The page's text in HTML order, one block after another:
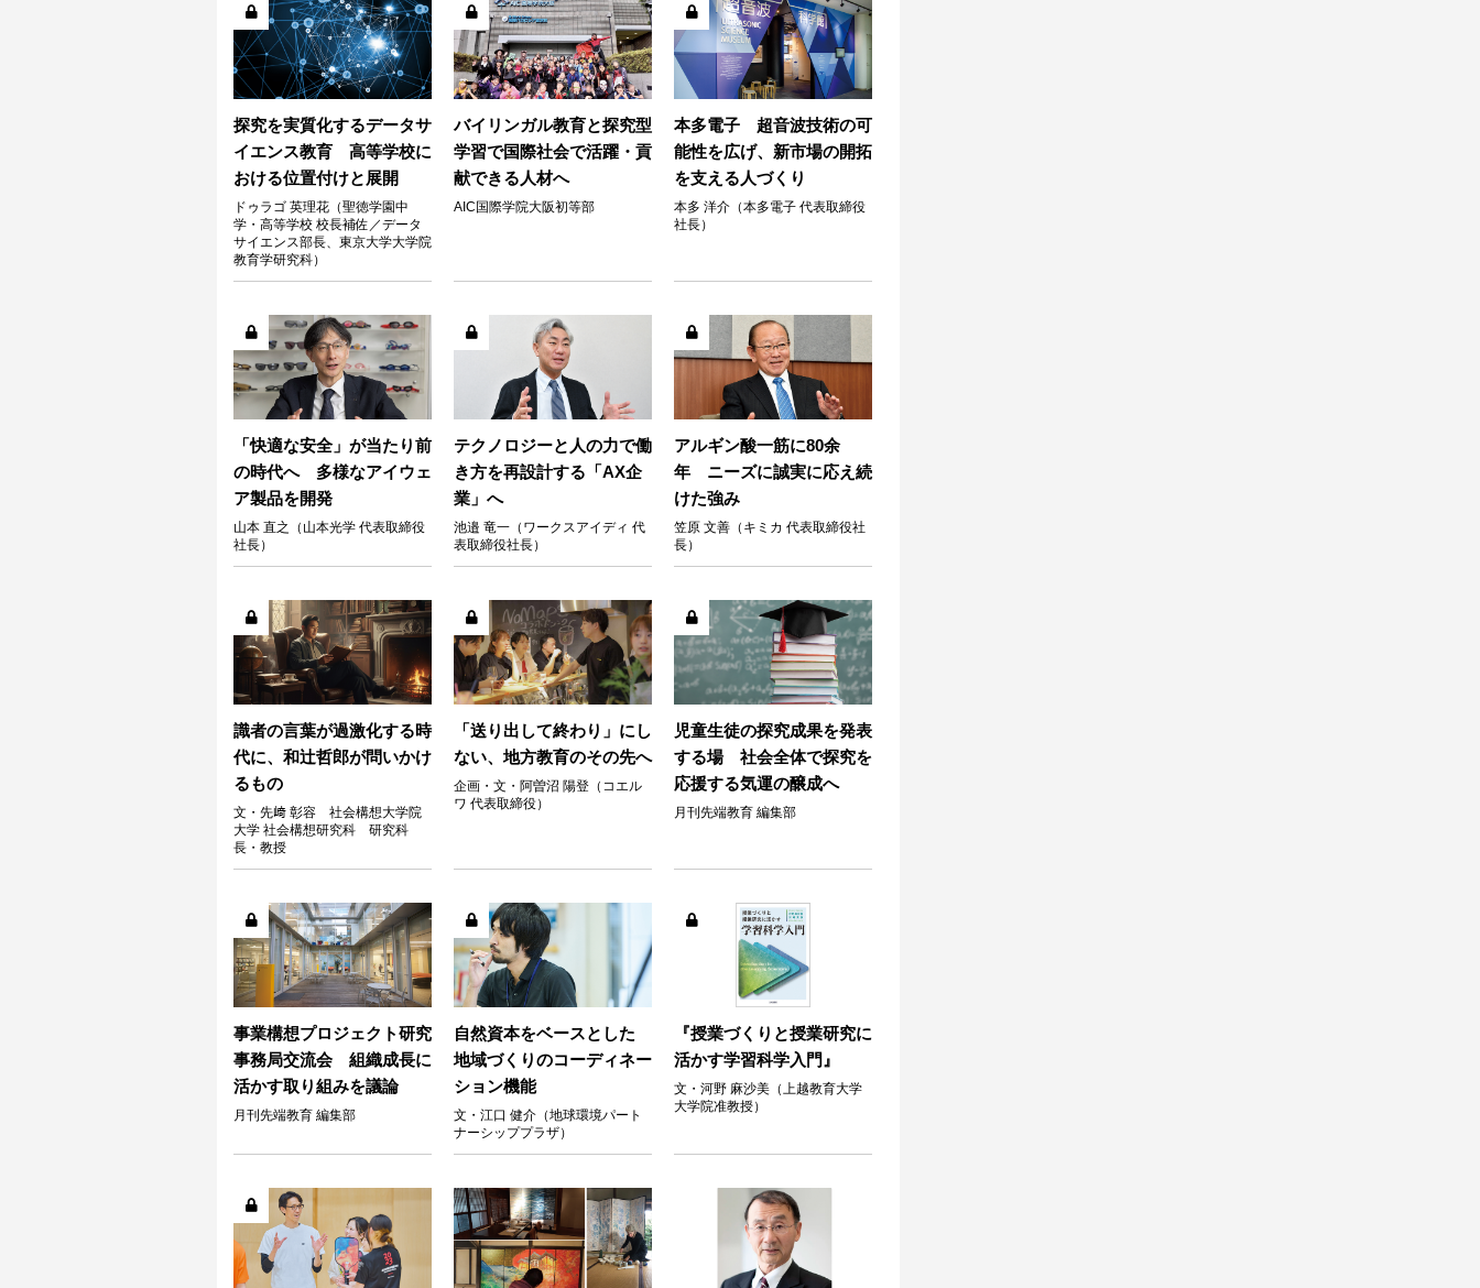
探究を実質化するデータサ
イエンス教育 高等学校に
おける位置付けと展開
ドゥラゴ 英理花（聖徳学園中
学・高等学校 校長補佐／データ
サイエンス部長、東京大学大学院
教育学研究科）
バイリンガル教育と探究型
学習で国際社会で活躍・貢
献できる人材へ
AIC国際学院大阪初等部
本多電子 超音波技術の可
能性を広げ、新市場の開拓
を支える人づくり
本多 洋介（本多電子 代表取締役
社長）
「快適な安全」が当たり前
の時代へ 多様なアイウェ
ア製品を開発
山本 直之（山本光学 代表取締役
社長）
テクノロジーと人の力で働
き方を再設計する「AX企
業」へ
池邉 竜一（ワークスアイディ 代
表取締役社長）
アルギン酸一筋に80余
年 ニーズに誠実に応え続
けた強み
笠原 文善（キミカ 代表取締役社
長）
識者の言葉が過激化する時
代に、和辻哲郎が問いかけ
るもの
文・先﨑 彰容 社会構想大学院
大学 社会構想研究科 研究科
長・教授
「送り出して終わり」にし
ない、地方教育のその先へ
企画・文・阿曽沼 陽登（コエル
ワ 代表取締役）
児童生徒の探究成果を発表
する場 社会全体で探究を
応援する気運の醸成へ
月刊先端教育 編集部
事業構想プロジェクト研究
事務局交流会 組織成長に
活かす取り組みを議論
月刊先端教育 編集部
自然資本をベースとした
地域づくりのコーディネー
ション機能
文・江口 健介（地球環境パート
ナーシッププラザ）
『授業づくりと授業研究に
活かす学習科学入門』
文・河野 麻沙美（上越教育大学
大学院准教授）